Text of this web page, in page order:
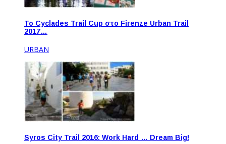
Το Cyclades Trail Cup στο Firenze Urban Trail
2017…
URBAN
Syros City Trail 2016: Work Hard … Dream Big!